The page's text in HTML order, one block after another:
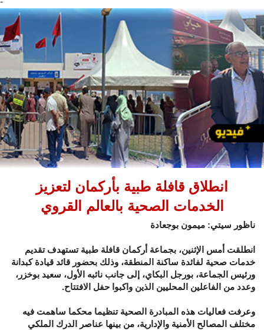
انطلاق قافلة طبية بأركمان لتعزيز
الخدمات الصحية بالعالم القروي
ناظور سيتي: ميمون بوجعادة
انطلقت أمس الإثنين، بجماعة أركمان قافلة طبية تستهدف تقديم
خدمات صحية لفائدة ساكنة المنطقة، وذلك بحضور قائد قيادة كبدانة
ورئيس الجماعة، بورجل البكاي، إلى جانب نائبه الأول، سعيد بوخزر،
وعدد من الفاعلين المحليين الذين واكبوا حفل الافتتاح.
وعرفت فعاليات هذه المبادرة الصحية تنظيما محكما ساهمت فيه
مختلف المصالح الأمنية والإدارية، من بينها عناصر الدرك الملكي